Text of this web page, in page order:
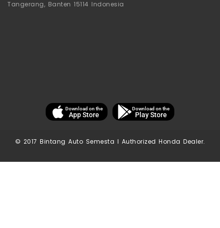
Tangerang, Banten 15114 Indonesia
Download on the
App Store
Download on the
Play Store
© 2017 Bintang Auto Semesta I Authorized Honda Dealer.